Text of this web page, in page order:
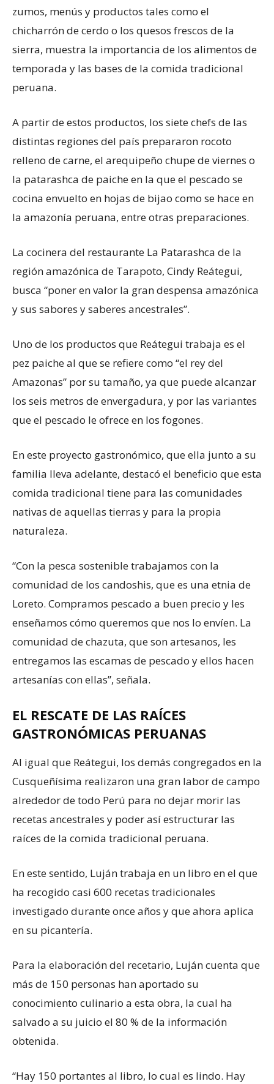
zumos, menús y productos tales como el
chicharrón de cerdo o los quesos frescos de la
sierra, muestra la importancia de los alimentos de
temporada y las bases de la comida tradicional
peruana.
A partir de estos productos, los siete chefs de las
distintas regiones del país prepararon rocoto
relleno de carne, el arequipeño chupe de viernes o
la patarashca de paiche en la que el pescado se
cocina envuelto en hojas de bijao como se hace en
la amazonía peruana, entre otras preparaciones.
La cocinera del restaurante La Patarashca de la
región amazónica de Tarapoto, Cindy Reátegui,
busca “poner en valor la gran despensa amazónica
y sus sabores y saberes ancestrales”.
Uno de los productos que Reátegui trabaja es el
pez paiche al que se refiere como “el rey del
Amazonas” por su tamaño, ya que puede alcanzar
los seis metros de envergadura, y por las variantes
que el pescado le ofrece en los fogones.
En este proyecto gastronómico, que ella junto a su
familia lleva adelante, destacó el beneficio que esta
comida tradicional tiene para las comunidades
nativas de aquellas tierras y para la propia
naturaleza.
“Con la pesca sostenible trabajamos con la
comunidad de los candoshis, que es una etnia de
Loreto. Compramos pescado a buen precio y les
enseñamos cómo queremos que nos lo envíen. La
comunidad de chazuta, que son artesanos, les
entregamos las escamas de pescado y ellos hacen
artesanías con ellas”, señala.
EL RESCATE DE LAS RAÍCES
GASTRONÓMICAS PERUANAS
Al igual que Reátegui, los demás congregados en la
Cusqueñísima realizaron una gran labor de campo
alrededor de todo Perú para no dejar morir las
recetas ancestrales y poder así estructurar las
raíces de la comida tradicional peruana.
En este sentido, Luján trabaja en un libro en el que
ha recogido casi 600 recetas tradicionales
investigado durante once años y que ahora aplica
en su picantería.
Para la elaboración del recetario, Luján cuenta que
más de 150 personas han aportado su
conocimiento culinario a esta obra, la cual ha
salvado a su juicio el 80 % de la información
obtenida.
“Hay 150 portantes al libro, lo cual es lindo. Hay